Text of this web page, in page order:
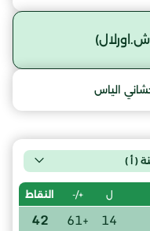
الياس
ل +/- النقاط
14
+61
42